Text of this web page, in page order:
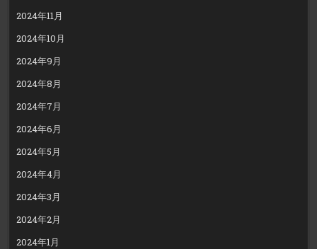
2024年11月
2024年10月
2024年9月
2024年8月
2024年7月
2024年6月
2024年5月
2024年4月
2024年3月
2024年2月
2024年1月